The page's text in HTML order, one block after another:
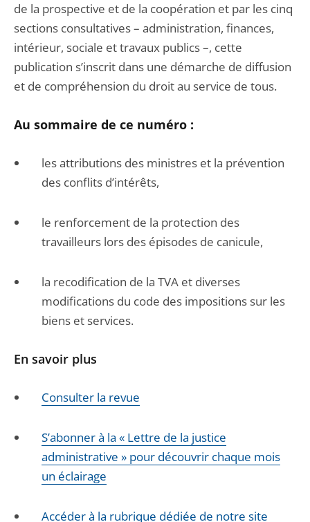
de la prospective et de la coopération et par les cinq
sections consultatives – administration, finances,
intérieur, sociale et travaux publics –, cette
publication s’inscrit dans une démarche de diffusion
et de compréhension du droit au service de tous.
Au sommaire de ce numéro :
les attributions des ministres et la prévention
des conflits d’intérêts,
le renforcement de la protection des
travailleurs lors des épisodes de canicule,
la recodification de la TVA et diverses
modifications du code des impositions sur les
biens et services.
En savoir plus
Consulter la revue
S’abonner à la « Lettre de la justice
administrative » pour découvrir chaque mois
un éclairage
Accéder à la rubrique dédiée de notre site